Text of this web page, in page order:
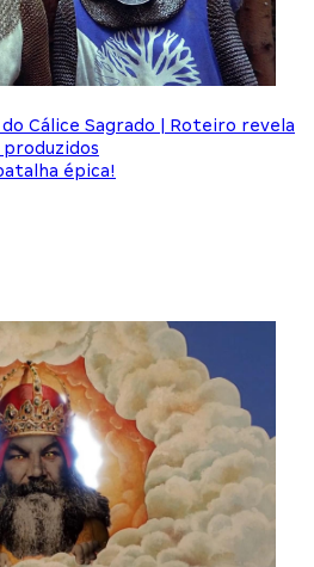
Cálice Sagrado | Roteiro revela
épica!